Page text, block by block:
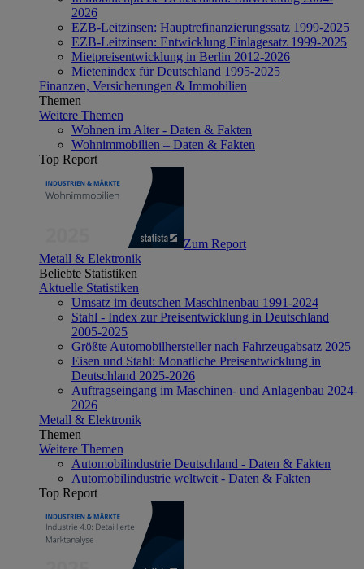
2026
EZB-Leitzinsen: Hauptrefinanzierungssatz 1999-2025
EZB-Leitzinsen: Entwicklung Einlagesatz 1999-2025
Mietpreisentwicklung in Berlin 2012-2026
Mietenindex für Deutschland 1995-2025
Finanzen, Versicherungen & Immobilien
Themen
Weitere Themen
Wohnen im Alter - Daten & Fakten
Wohnimmobilien – Daten & Fakten
Top Report
Zum Report
Metall & Elektronik
Beliebte Statistiken
Aktuelle Statistiken
Umsatz im deutschen Maschinenbau 1991-2024
Stahl - Index zur Preisentwicklung in Deutschland
2005-2025
Größte Automobilhersteller nach Fahrzeugabsatz 2025
Eisen und Stahl: Monatliche Preisentwicklung in
Deutschland 2025-2026
Auftragseingang im Maschinen- und Anlagenbau 2024-
2026
Metall & Elektronik
Themen
Weitere Themen
Automobilindustrie Deutschland - Daten & Fakten
Automobilindustrie weltweit - Daten & Fakten
Top Report